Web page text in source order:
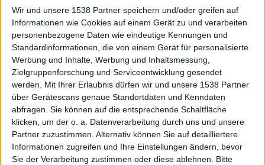
Wir und unsere 1538 Partner speichern und/oder greifen auf
Informationen wie Cookies auf einem Gerät zu und verarbeiten
personenbezogene Daten wie eindeutige Kennungen und
Standardinformationen, die von einem Gerät für personalisierte
Werbung und Inhalte, Werbung und Inhaltsmessung,
Zielgruppenforschung und Serviceentwicklung gesendet
werden. Mit Ihrer Erlaubnis dürfen wir und unsere 1538 Partner
über Gerätescans genaue Standortdaten und Kenndaten
abfragen. Sie können auf die entsprechende Schaltfläche
klicken, um der o. a. Datenverarbeitung durch uns und unsere
Partner zuzustimmen. Alternativ können Sie auf detailliertere
Informationen zugreifen und Ihre Einstellungen ändern, bevor
Sie der Verarbeitung zustimmen oder diese ablehnen. Bitte
Punkten
Nach Genres filtern►︎
Alben von Biohazard